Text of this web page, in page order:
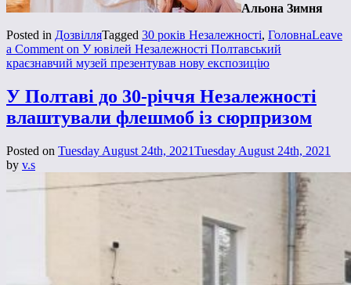
Альона Зимня
Posted in ДозвілляTagged 30 років Незалежності, ГоловнаLeave
a Comment on У ювілей Незалежності Полтавський
краєзнавчий музей презентував нову експозицію
У Полтаві до 30-річчя Незалежності
влаштували флешмоб із сюрпризом
Posted on Tuesday August 24th, 2021Tuesday August 24th, 2021
by v.s